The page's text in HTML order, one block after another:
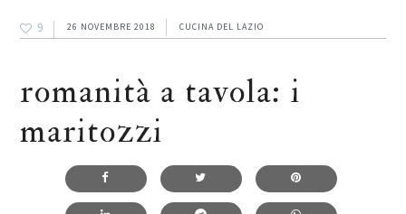
9 26 NOVEMBRE 2018 CUCINA DEL LAZIO
romanità a tavola: i
maritozzi